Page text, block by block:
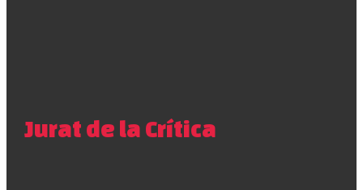
Jurat de la Crítica